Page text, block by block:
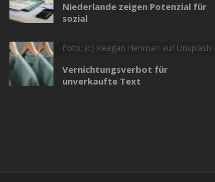
Niederlande zeigen Potenzial für
sozial
Foto: (c) Keagan Henman auf Unsplash
Vernichtungsverbot für
unverkaufte Text